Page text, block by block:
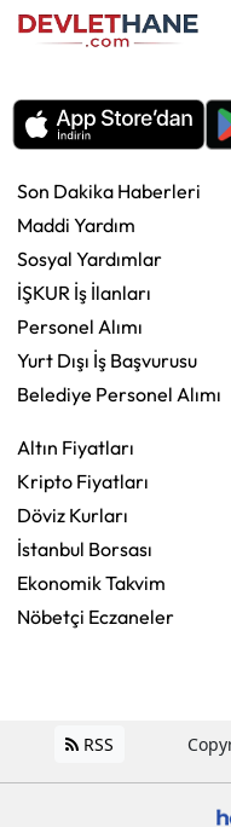
Son Dakika Haberleri
Maddi Yardım
Sosyal Yardımlar
İŞKUR İş İlanları
Personel Alımı
Yurt Dışı İş Başvurusu
Belediye Personel Alımı
Altın Fiyatları
Kripto Fiyatları
Döviz Kurları
İstanbul Borsası
Ekonomik Takvim
Nöbetçi Eczaneler
RSS